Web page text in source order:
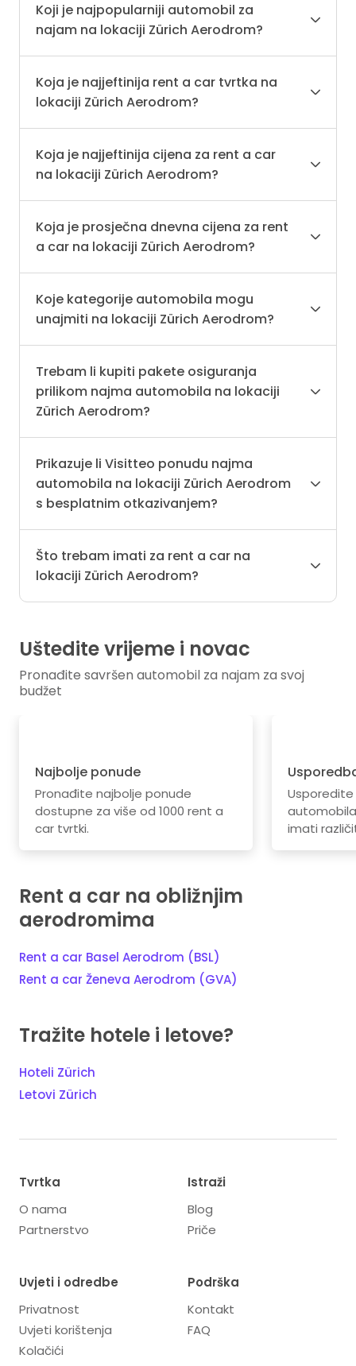
Koji je najpopularniji automobil za
najam na lokaciji Zürich Aerodrom?
Koja je najjeftinija rent a car tvrtka na
lokaciji Zürich Aerodrom?
Koja je najjeftinija cijena za rent a car
na lokaciji Zürich Aerodrom?
Koja je prosječna dnevna cijena za rent
a car na lokaciji Zürich Aerodrom?
Koje kategorije automobila mogu
unajmiti na lokaciji Zürich Aerodrom?
Trebam li kupiti pakete osiguranja
prilikom najma automobila na lokaciji
Zürich Aerodrom?
Prikazuje li Visitteo ponudu najma
automobila na lokaciji Zürich Aerodrom
s besplatnim otkazivanjem?
Što trebam imati za rent a car na
lokaciji Zürich Aerodrom?
Uštedite vrijeme i novac
Pronađite savršen automobil za najam za svoj
budžet
Najbolje ponude
Pronađite najbolje ponude
dostupne za više od 1000 rent a
car tvrtki.
imati
Rent a car na obližnjim
aerodromima
Rent a car Basel Aerodrom (BSL)
Rent a car Ženeva Aerodrom (GVA)
Tražite hotele i letove?
Hoteli Zürich
Letovi Zürich
Tvrtka
O nama
Partnerstvo
Istraži
Blog
Priče
Uvjeti i odredbe
Privatnost
Uvjeti korištenja
Kolačići
Podrška
Kontakt
FAQ